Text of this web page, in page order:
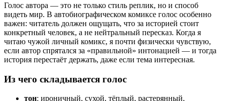
Голос автора — это не только стиль реплик, но и способ
видеть мир. В автобиографическом комиксе голос особенно
важен: читатель должен ощущать, что за историей стоит
конкретный человек, а не нейтральный пересказ. Когда я
читаю чужой личный комикс, я почти физически чувствую,
если автор спрятался за «правильной» интонацией — и тогда
история перестаёт держать, даже если тема интересная.
Из чего складывается голос
тон: ироничный, сухой, тёплый, растерянный,